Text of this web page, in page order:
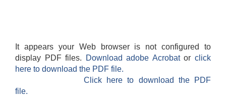
It appears your Web browser is not configured to
display PDF files.
Download adobe Acrobatorclick
here to download the PDF file.
Click here to download the PDF
file.